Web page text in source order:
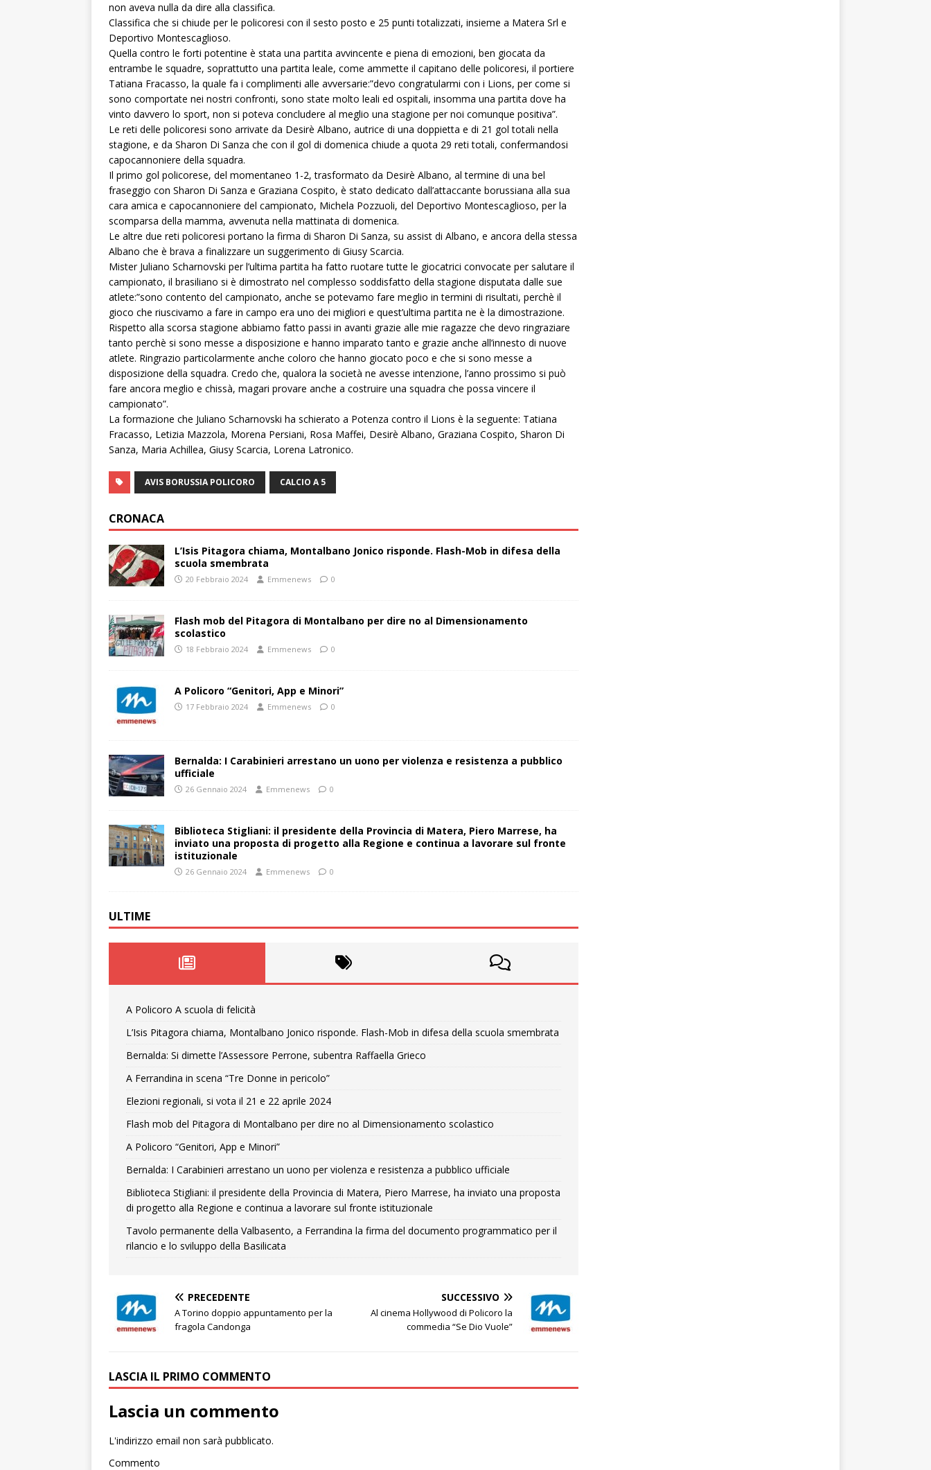
non aveva nulla da dire alla classifica.
Classifica che si chiude per le policoresi con il sesto posto e 25 punti totalizzati, insieme a Matera Srl e
Deportivo Montescaglioso.
Quella contro le forti potentine è stata una partita avvincente e piena di emozioni, ben giocata da
entrambe le squadre, soprattutto una partita leale, come ammette il capitano delle policoresi, il portiere
Tatiana Fracasso, la quale fa i complimenti alle avversarie:”devo congratularmi con i Lions, per come si
sono comportate nei nostri confronti, sono state molto leali ed ospitali, insomma una partita dove ha
vinto davvero lo sport, non si poteva concludere al meglio una stagione per noi comunque positiva”.
Le reti delle policoresi sono arrivate da Desirè Albano, autrice di una doppietta e di 21 gol totali nella
stagione, e da Sharon Di Sanza che con il gol di domenica chiude a quota 29 reti totali, confermandosi
capocannoniere della squadra.
Il primo gol policorese, del momentaneo 1-2, trasformato da Desirè Albano, al termine di una bel
fraseggio con Sharon Di Sanza e Graziana Cospito, è stato dedicato dall’attaccante borussiana alla sua
cara amica e capocannoniere del campionato, Michela Pozzuoli, del Deportivo Montescaglioso, per la
scomparsa della mamma, avvenuta nella mattinata di domenica.
Le altre due reti policoresi portano la firma di Sharon Di Sanza, su assist di Albano, e ancora della stessa
Albano che è brava a finalizzare un suggerimento di Giusy Scarcia.
Mister Juliano Scharnovski per l’ultima partita ha fatto ruotare tutte le giocatrici convocate per salutare il
campionato, il brasiliano si è dimostrato nel complesso soddisfatto della stagione disputata dalle sue
atlete:”sono contento del campionato, anche se potevamo fare meglio in termini di risultati, perchè il
gioco che riuscivamo a fare in campo era uno dei migliori e quest’ultima partita ne è la dimostrazione.
Rispetto alla scorsa stagione abbiamo fatto passi in avanti grazie alle mie ragazze che devo ringraziare
tanto perchè si sono messe a disposizione e hanno imparato tanto e grazie anche all’innesto di nuove
atlete. Ringrazio particolarmente anche coloro che hanno giocato poco e che si sono messe a
disposizione della squadra. Credo che, qualora la società ne avesse intenzione, l’anno prossimo si può
fare ancora meglio e chissà, magari provare anche a costruire una squadra che possa vincere il
campionato”.
La formazione che Juliano Scharnovski ha schierato a Potenza contro il Lions è la seguente: Tatiana
Fracasso, Letizia Mazzola, Morena Persiani, Rosa Maffei, Desirè Albano, Graziana Cospito, Sharon Di
Sanza, Maria Achillea, Giusy Scarcia, Lorena Latronico.
AVIS BORUSSIA POLICORO CALCIO A 5
CRONACA
L’Isis Pitagora chiama, Montalbano Jonico risponde. Flash-Mob in difesa della
scuola smembrata
20 Febbraio 2024 Emmenews 0
Flash mob del Pitagora di Montalbano per dire no al Dimensionamento
scolastico
18 Febbraio 2024 Emmenews 0
A Policoro “Genitori, App e Minori”
17 Febbraio 2024 Emmenews 0
Bernalda: I Carabinieri arrestano un uono per violenza e resistenza a pubblico
ufficiale
26 Gennaio 2024 Emmenews 0
Biblioteca Stigliani: il presidente della Provincia di Matera, Piero Marrese, ha
inviato una proposta di progetto alla Regione e continua a lavorare sul fronte
istituzionale
26 Gennaio 2024 Emmenews 0
ULTIME
A Policoro A scuola di felicità
L’Isis Pitagora chiama, Montalbano Jonico risponde. Flash-Mob in difesa della scuola smembrata
Bernalda: Si dimette l’Assessore Perrone, subentra Raffaella Grieco
A Ferrandina in scena “Tre Donne in pericolo”
Elezioni regionali, si vota il 21 e 22 aprile 2024
Flash mob del Pitagora di Montalbano per dire no al Dimensionamento scolastico
A Policoro “Genitori, App e Minori”
Bernalda: I Carabinieri arrestano un uono per violenza e resistenza a pubblico ufficiale
Biblioteca Stigliani: il presidente della Provincia di Matera, Piero Marrese, ha inviato una proposta
di progetto alla Regione e continua a lavorare sul fronte istituzionale
Tavolo permanente della Valbasento, a Ferrandina la firma del documento programmatico per il
rilancio e lo sviluppo della Basilicata
PRECEDENTE
A Torino doppio appuntamento per la
fragola Candonga
SUCCESSIVO
Al cinema Hollywood di Policoro la
commedia “Se Dio Vuole”
LASCIA IL PRIMO COMMENTO
Lascia un commento
L'indirizzo email non sarà pubblicato.
Commento